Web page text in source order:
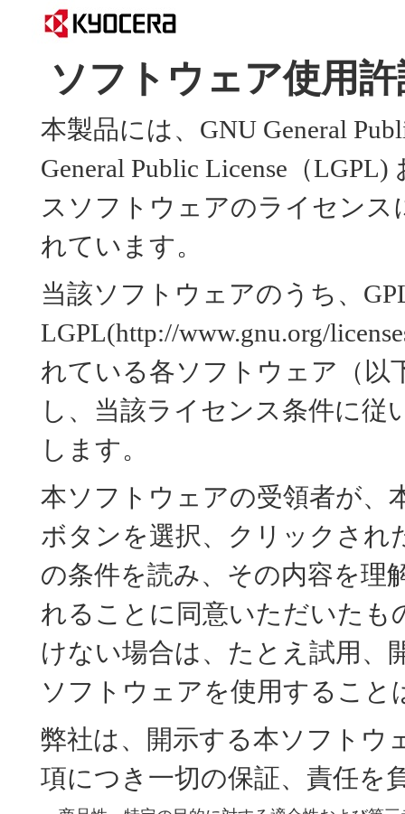
ソフトウェア使用
本製品には、GNU General
General Public License（
スソフトウェアのライセン
れています。
当該ソフトウェアのうち、
LGPL(http://www.gnu.org/
れている各ソフトウェア（以
し、当該ライセンス条件に
します。
本ソフトウェアの受領者が、
ボタンを選択、クリックされ
の条件を読み、その内容を理
れることに同意いただいたも
けない場合は、たとえ試用、
ソフトウェアを使用すること
弊社は、開示する本ソフトウ
項につき一切の保証、責任を